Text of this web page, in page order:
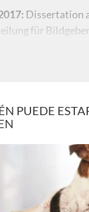
Dissertation
für
über das
Studium der
PUEDE